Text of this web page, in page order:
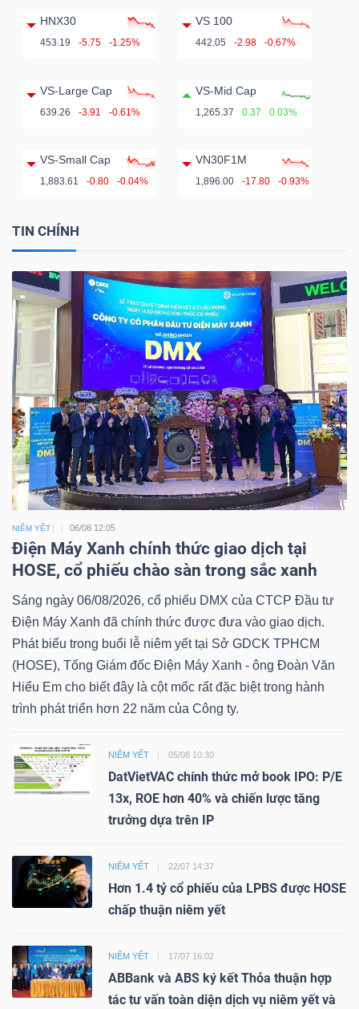
HNX30
453.19 -5.75 -1.25%
VS 100
442.05 -2.98 -0.67%
VS-Large Cap
639.26 -3.91 -0.61%
VS-Mid Cap
1,265.37 0.37 0.03%
VS-Small Cap
1,883.61 -0.80 -0.04%
VN30F1M
1,896.00 -17.80 -0.93%
TIN CHÍNH
NIÊM YẾT 06/08 12:05
Điện Máy Xanh chính thức giao dịch tại
HOSE, cổ phiếu chào sàn trong sắc xanh
Sáng ngày 06/08/2026, cổ phiếu DMX của CTCP Đầu tư
Điện Máy Xanh đã chính thức được đưa vào giao dịch.
Phát biểu trong buổi lễ niêm yết tại Sở GDCK TPHCM
(HOSE), Tổng Giám đốc Điện Máy Xanh - ông Đoàn Văn
Hiểu Em cho biết đây là cột mốc rất đặc biệt trong hành
trình phát triển hơn 22 năm của Công ty.
NIÊM YẾT 05/08 10:30
DatVietVAC chính thức mở book IPO: P/E
13x, ROE hơn 40% và chiến lược tăng
trưởng dựa trên IP
NIÊM YẾT 22/07 14:37
Hơn 1.4 tỷ cổ phiếu của LPBS được HOSE
chấp thuận niêm yết
NIÊM YẾT 17/07 16:02
ABBank và ABS ký kết Thỏa thuận hợp
tác tư vấn toàn diện dịch vụ niêm yết và